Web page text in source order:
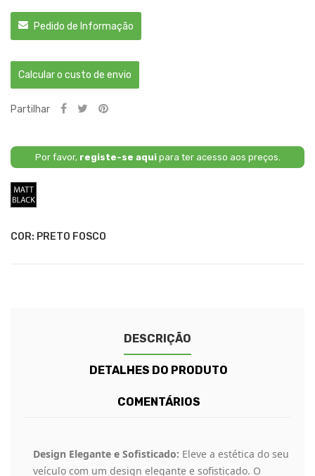
Pedido de Informação
Calcular o custo de envio
Partilhar
Por favor, registe-se aquipara ter acesso aos preços.
COR: PRETO FOSCO
DESCRIÇÃO
DETALHES DO PRODUTO
COMENTÁRIOS
Design Elegante e Sofisticado: Eleve a estética do seu
veículo com um design elegante e sofisticado. O